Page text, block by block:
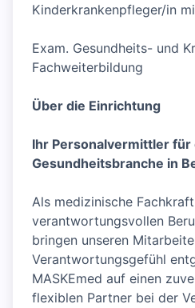
Kinderkrankenpfleger/in
Exam. Gesundheits- und
Fachweiterbildung
Über die Einrichtung
Ihr Personalvermittler für
Gesundheitsbranche in
Als medizinische
verantwortungsvollen
bringen unseren
Verantwortungsgefühl
MASKEmed auf einen
flexiblen Partner bei der